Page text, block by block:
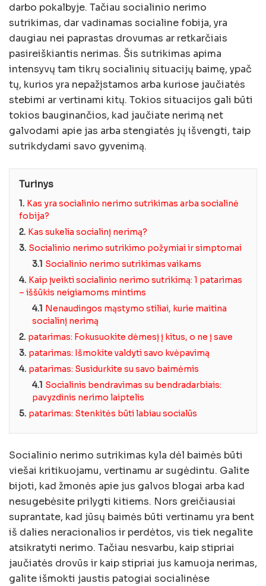
darbo pokalbyje. Tačiau socialinio nerimo
sutrikimas, dar vadinamas socialine fobija, yra
daugiau nei paprastas drovumas ar retkarčiais
pasireiškiantis nerimas. Šis sutrikimas apima
intensyvų tam tikrų socialinių situacijų baimę, ypač
tų, kurios yra nepažįstamos arba kuriose jaučiatės
stebimi ar vertinami kitų. Tokios situacijos gali būti
tokios bauginančios, kad jaučiate nerimą net
galvodami apie jas arba stengiatės jų išvengti, taip
sutrikdydami savo gyvenimą.
Turinys
1. Kas yra socialinio nerimo sutrikimas arba socialinė
fobija?
2. Kas sukelia socialinį nerimą?
3. Socialinio nerimo sutrikimo požymiai ir simptomai
3.1 Socialinio nerimo sutrikimas vaikams
4. Kaip įveikti socialinio nerimo sutrikimą: 1 patarimas
– iššūkis neigiamoms mintims
4.1 Nenaudingos mąstymo stiliai, kurie maitina
socialinį nerimą
2. patarimas: Fokusuokite dėmesį į kitus, o ne į save
3. patarimas: Išmokite valdyti savo kvėpavimą
4. patarimas: Susidurkite su savo baimėmis
4.1 Socialinis bendravimas su bendradarbiais:
pavyzdinis nerimo laiptelis
5. patarimas: Stenkitės būti labiau socialūs
Socialinio nerimo sutrikimas kyla dėl baimės būti
viešai kritikuojamu, vertinamu ar sugėdintu. Galite
bijoti, kad žmonės apie jus galvos blogai arba kad
nesugebėsite prilygti kitiems. Nors greičiausiai
suprantate, kad jūsų baimės būti vertinamu yra bent
iš dalies neracionalios ir perdėtos, vis tiek negalite
atsikratyti nerimo. Tačiau nesvarbu, kaip stipriai
jaučiatės drovūs ir kaip stipriai jus kamuoja nerimas,
galite išmokti jaustis patogiai socialinėse